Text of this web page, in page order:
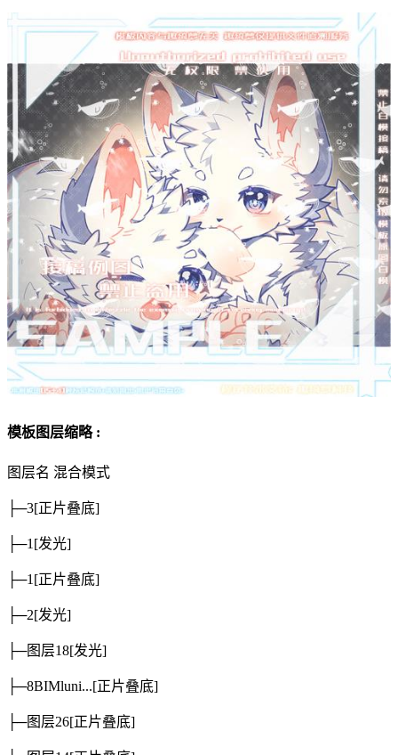
模板图层缩略 :
图层名 混合模式
├─3[正片叠底]
├─1 [发光]
├─1 [正片叠底]
├─2[发光]
├─图层18[发光]
├─8BIMluni...[正片叠底]
├─图层26[正片叠底]